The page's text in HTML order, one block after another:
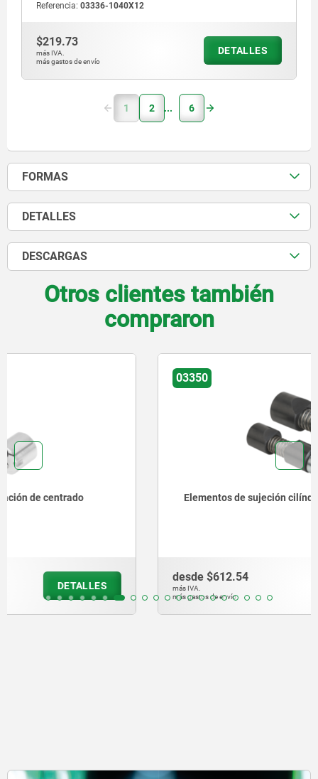
Referencia: 03336-1040X12
$219.73
más IVA.
más gastos de envío
DETALLES
1 2 6
FORMAS
DETALLES
DESCARGAS
Otros clientes también
compraron
Elementos de sujeción cilíndricos
desde
más gastos de envío